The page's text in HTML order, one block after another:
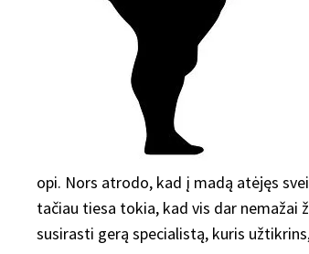
opi. Nors atrodo, kad į madą atėjęs
tačiau tiesa tokia, kad vis dar nemažai
susirasti gerą specialistą, kuris